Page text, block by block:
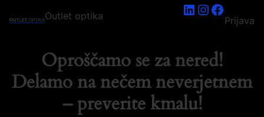
Outlet optika LinkedIn
Instagram
Prijava
Oproščamo se za nered!
Delamo na nečem neverjetnem
– preverite kmalu!